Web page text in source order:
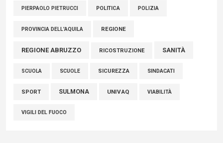
PIERPAOLO PIETRUCCI POLITICA POLIZIA
PROVINCIA DELL'AQUILA REGIONE
REGIONE ABRUZZO RICOSTRUZIONE SANITÀ
SCUOLA SCUOLE SICUREZZA SINDACATI
SPORT SULMONA UNIVAQ VIABILITÀ
VIGILI DEL FUOCO